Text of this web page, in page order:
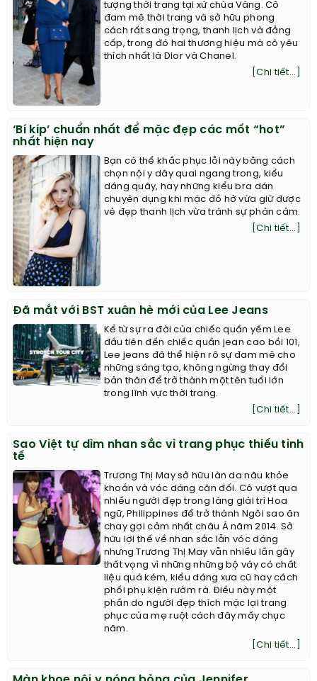
tượng thời trang tại xứ chùa Vàng. Cô
đam mê thời trang và sở hữu phong
cách rất sang trọng, thanh lịch và đẳng
cấp, trong đó hai thương hiệu mà cô yêu
thích nhất là Dior và Chanel.
[Chi tiết...]
‘Bí kíp’ chuẩn nhất để mặc đẹp các mốt “hot”
nhất hiện nay
Bạn có thể khắc phục lỗi này bằng cách
chọn nội y dây quai ngang trong, kiểu
dáng quây, hay những kiểu bra dán
chuyên dụng khi mặc đồ hở vừa giữ được
vẻ đẹp thanh lịch vừa tránh sự phản cảm.
[Chi tiết...]
Đã mắt với BST xuân hè mới của Lee Jeans
Kể từ sự ra đời của chiếc quần yếm Lee
đầu tiên đến chiếc quần jean cao bồi 101,
Lee jeans đã thể hiện rõ sự đam mê cho
những sáng tạo, không ngừng thay đổi
bản thân để trở thành một tên tuổi lớn
trong lĩnh vực thời trang.
[Chi tiết...]
Sao Việt tự dìm nhan sắc vì trang phục thiếu tinh
tế
Trương Thị May sở hữu làn da nâu khỏe
khoắn và vóc dáng cân đối. Cô vượt qua
nhiều người đẹp trong làng giải trí Hoa
ngữ, Philippines để trở thành Ngôi sao ăn
chay gợi cảm nhất châu Á năm 2014. Sở
hữu lợi thế về nhan sắc lẫn vóc dáng
nhưng Trương Thị May vẫn nhiều lần gây
thất vọng vì những những bộ váy có chất
liệu quá kém, kiểu dáng xưa cũ hay cách
phối phụ kiện rườm rà. Điều này một
phần do người đẹp thích mặc lại trang
phục của mẹ ruột cách đây mấy chục
năm.
[Chi tiết...]